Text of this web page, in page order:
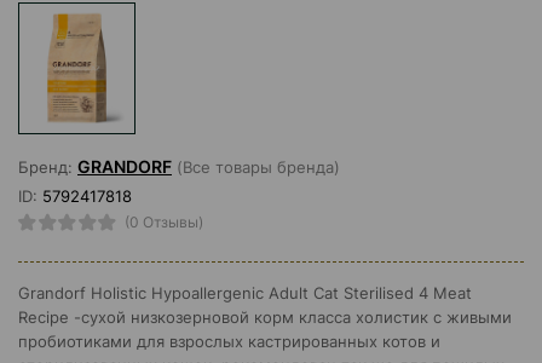
Бренд: GRANDORF (Все товары бренда)
ID: 5792417818
(0 Отзывы)
Grandorf Holistiс Hypoallergenic Adult Cat Sterilised 4 Meat
Recipe -cухой низкозерновой корм класса холистик с живыми
пробиотиками для взрослых кастрированных котов и